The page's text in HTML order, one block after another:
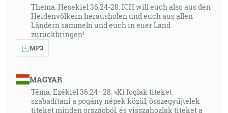
Thema: Hesekiel 36,24-28: ICH will euch also aus den
Heidenvölkern herausholen und euch aus allen
Ländern sammeln und euch in euer Land
zurückbringen!
MP3
MAGYAR
Téma: Ezékiel 36:24–28: »Ki foglak titeket
szabadítani a pogány népek közül, összegyűjtelek
titeket minden országból, és visszahozlak titeket a